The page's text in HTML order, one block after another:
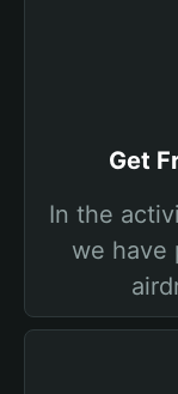
Get
In the
we have